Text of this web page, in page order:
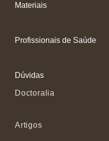
Materiais
Profissionais de Saúde
Dúvidas
Doctoralia
Artigos